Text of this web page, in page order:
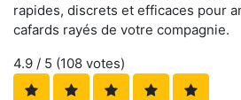
rapides, discrets et efficaces pour
cafards rayés de votre compagnie.
4.9 / 5 (108 votes)